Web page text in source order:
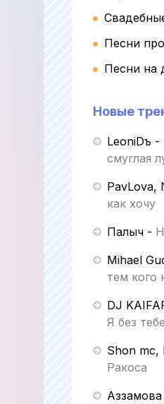
Песни
Песни на
Новые
LeoniDъ -
смуглая
PavLova,
как хочу
Палыч -
Mihael
тем кого
DJ
Я без
Shon mc,
Ракоса